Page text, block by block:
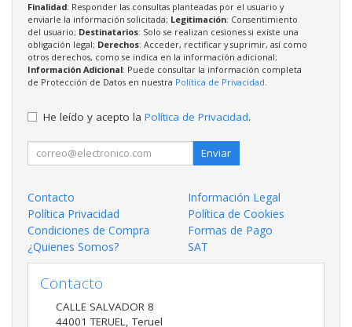
Finalidad: Responder las consultas planteadas por el usuario y
enviarle la información solicitada; Legitimación: Consentimiento
del usuario; Destinatarios: Solo se realizan cesiones si existe una
obligación legal; Derechos: Acceder, rectificar y suprimir, así como
otros derechos, como se indica en la información adicional;
Información Adicional: Puede consultar la información completa
de Protección de Datos en nuestra Política de Privacidad.
He leído y acepto la Política de Privacidad.
Enviar
Contacto
Información Legal
Política Privacidad
Política de Cookies
Condiciones de Compra
Formas de Pago
¿Quienes Somos?
SAT
Contacto
CALLE SALVADOR 8
44001 TERUEL,Teruel